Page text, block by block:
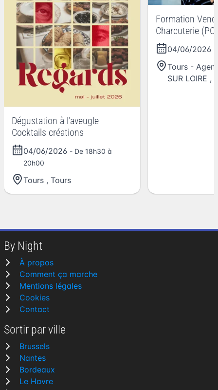
Dégustation à l’aveugle
Cocktails créations
04/06/2026 - De 18h30 à
20h00
Tours , Tours
Formation
Charcuterie
04/06/2026
Tours -
SUR LOIRE ,
By Night
À propos
Comment ça marche
Mentions légales
Cookies
Contact
Sortir par ville
Brussels
Nantes
Bordeaux
Le Havre